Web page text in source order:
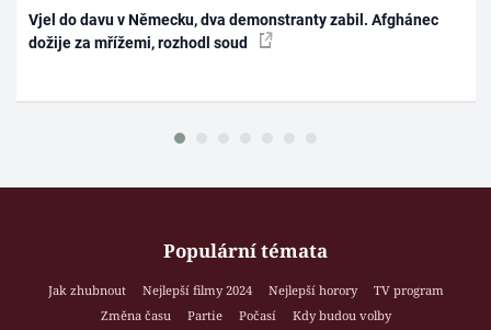
Vjel do davu v Německu, dva demonstranty zabil. Afghánec
dožije za mřížemi, rozhodl soud
Populární témata
Jak zhubnout Nejlepší filmy 2024 Nejlepší horory
TV program
Změna času
Partie Počasí
Kdy budou volby